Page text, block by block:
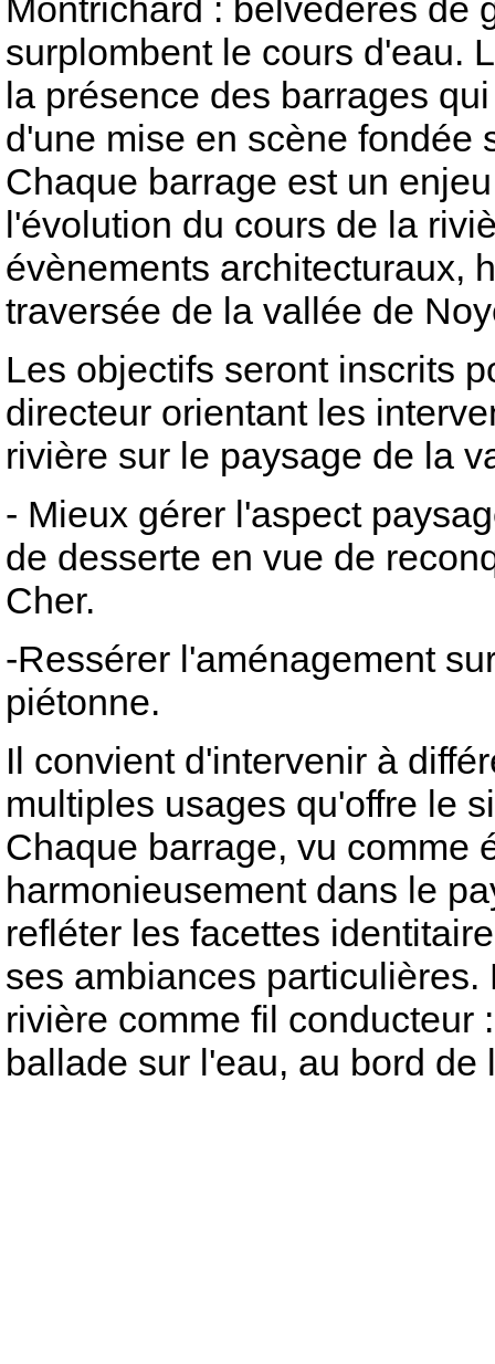
Montrichard : belvédères de
surplombent le cours d'eau.
la présence des barrages
d'une mise en scène fondée
Chaque barrage est un
l'évolution du cours de la
évènements architecturaux,
traversée de la vallée de
Les objectifs seront inscrits
directeur orientant les
rivière sur le paysage de la
- Mieux gérer l'aspect
de desserte en vue de
Cher.
-Ressérer l'aménagement
piétonne.
Il convient d'intervenir à
multiples usages qu'offre le
Chaque barrage, vu comme
harmonieusement dans le
refléter les facettes
ses ambiances
rivière comme fil conducteur
ballade sur l'eau, au bord